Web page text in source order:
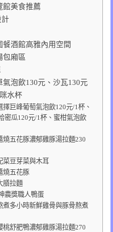
館美食推薦
計
酒館高雅內用空間
包廂區
泡飲130元、沙瓦130元
水杯
巨峰葡萄氣泡飲120元/1杯、
密瓜120元/1杯、蜜柑氣泡飲
五花豚濃郁雞豚湯拉麵230
菜豆芽菜與木耳
燒五花豚
膳拉麵
農獎職人鴨蛋
煮多小時新鮮雞骨與豚骨熬煮
舒肥鴨濃郁雞豚湯拉麵270